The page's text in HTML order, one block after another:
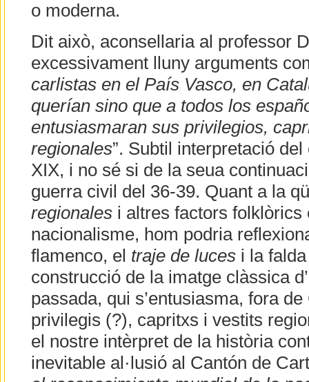
o moderna.
Dit això, aconsellaria al professor
excessivament lluny arguments
carlistas en el País Vasco, en
querían sino que a todos los
entusiasmaran sus privilegios,
regionales”. Subtil interpretació
XIX, i no sé si de la seua
guerra civil del 36-39. Quant a la
regionalesi altres factors folklòrics
nacionalisme, hom podria
flamenco, el traje de lucesi la
construcció de la imatge clàssica
passada, qui s’entusiasma, fora
privilegis (?), capritxs i vestits
el nostre intèrpret de la història
inevitable al·lusió al Cantón de